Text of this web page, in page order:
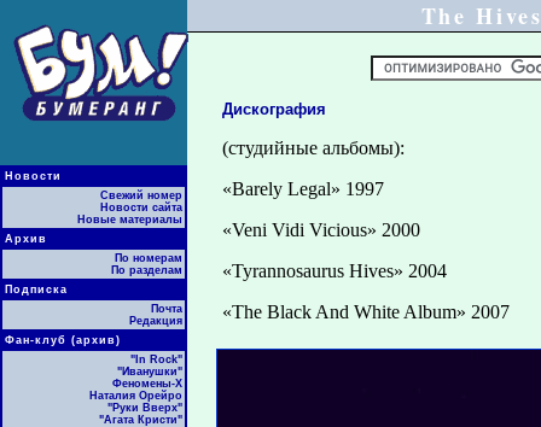
Новости
Свежий номер
Новости сайта
Новые материалы
Архив
По номерам
По разделам
Подписка
Почта
Редакция
Фан-клуб (архив)
"In Rock"
"Иванушки"
Феномены-Х
Наталия Орейро
"Руки Вверх"
"Агата Кристи"
The
Дискография
(студийные альбомы):
«Barely Legal» 1997
«Veni Vidi Vicious» 2000
«Tyrannosaurus Hives» 2004
«The Black And White Album» 2007